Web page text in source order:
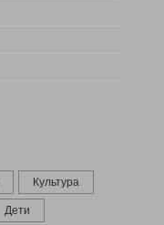
Культура
Дети